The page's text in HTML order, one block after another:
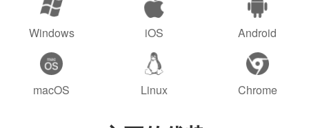
Windows iOS Android
macOS Linux Chrome